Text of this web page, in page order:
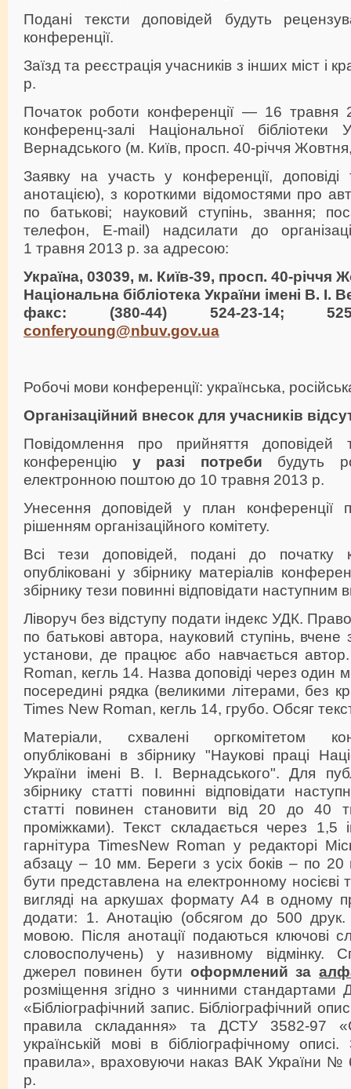
Подані тексти доповідей будуть
конференції.
Заїзд та реєстрація учасників з інших міст і
р.
Початок роботи конференції — 16
конференц-залі Національної
Вернадського (м. Київ, просп. 40-річчя
Заявку на участь у конференції,
анотацією), з короткими відомостями про
по батькові; науковий ступінь, звання;
телефон, E-mail) надсилати до
1 травня 2013 р. за адресою:
Україна, 03039, м. Київ-39, просп. 40-річчя
Національна бібліотека України імені В. І.
факс: (380-44) 524-23-14;
conferyoung@nbuv.gov.ua
Робочі мови конференції: українська,
Організаційний внесок для учасників
Повідомлення про прийняття
конференцію у разі потреби будуть
електронною поштою до 10 травня 2013 р.
Унесення доповідей у план конференції
рішенням організаційного комітету.
Всі тези доповідей, подані до початку
опубліковані у збірнику матеріалів
збірнику тези повинні відповідати наступним
Ліворуч без відступу подати індекс УДК.
по батькові автора, науковий ступінь,
установи, де працює або навчається
Roman, кегль 14. Назва доповіді через один
посередині рядка (великими літерами, без
Times New Roman, кегль 14, грубо. Обсяг
Матеріали, схвалені оргкомітетом
опубліковані в збірнику "Наукові праці
України імені В. І. Вернадського". Для
збірнику статті повинні відповідати
статті повинен становити від 20 до 40
проміжками). Текст складається через 1,5
гарнітура TimesNew Roman у редакторі
абзацу – 10 мм. Береги з усіх боків – по
бути представлена на електронному носієві
вигляді на аркушах формату А4 в одному
додати: 1. Анотацію (обсягом до 500 друк.
мовою. Після анотації подаються ключові
словосполучень) у називному відмінку.
джерел повинен бути оформлений за
розміщення згідно з чинними
«Бібліографічний запис. Бібліографічний
правила складання» та ДСТУ 3582-97
українській мові в бібліографічному
правила», враховуючи наказ ВАК України №
р.